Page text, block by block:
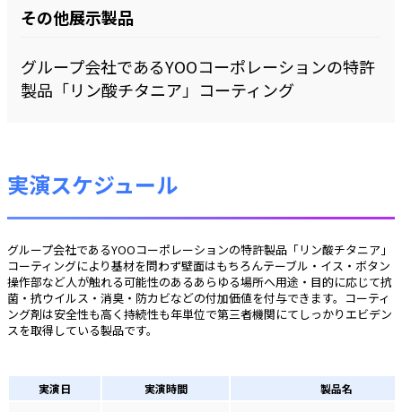
その他展示製品
グループ会社であるYOOコーポレーションの特許
製品「リン酸チタニア」コーティング
実演スケジュール
グループ会社であるYOOコーポレーションの特許製品「リン酸チタニア」
コーティングにより基材を問わず壁面はもちろんテーブル・イス・ボタン
操作部など人が触れる可能性のあるあらゆる場所へ用途・目的に応じて抗
菌・抗ウイルス・消臭・防カビなどの付加価値を付与できます。コーティ
ング剤は安全性も高く持続性も年単位で第三者機関にてしっかりエビデン
スを取得している製品です。
実演日 実演時間 製品名